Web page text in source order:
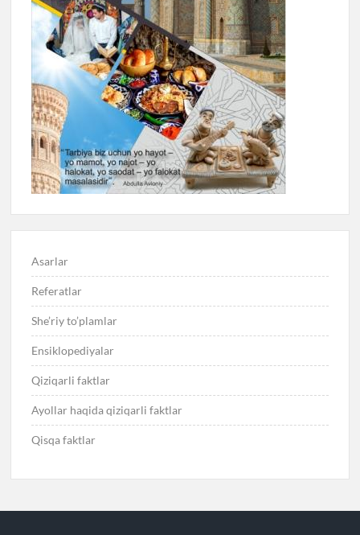
Asarlar
Referatlar
She’riy to’plamlar
Ensiklopediyalar
Qiziqarli faktlar
Ayollar haqida qiziqarli faktlar
Qisqa faktlar